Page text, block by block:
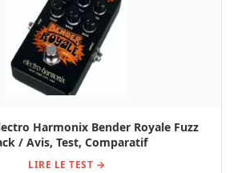
Harmonix Bender Royale Fuzz
/ Avis, Test, Comparatif
LIRE LE TEST →